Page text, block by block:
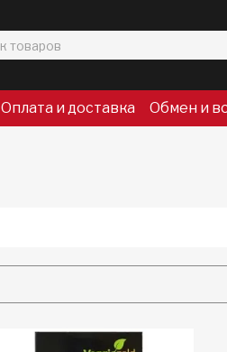
Оплата и доставка Обмен и